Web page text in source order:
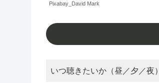
Pixabay_David Mark
いつ聴きたいか（昼／夕／夜）